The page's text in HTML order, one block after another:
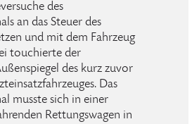
des
an das Steuer des
und mit dem Fahrzeug
touchierte der
des kurz zuvor
Das
musste sich in einer
Rettungswagen in